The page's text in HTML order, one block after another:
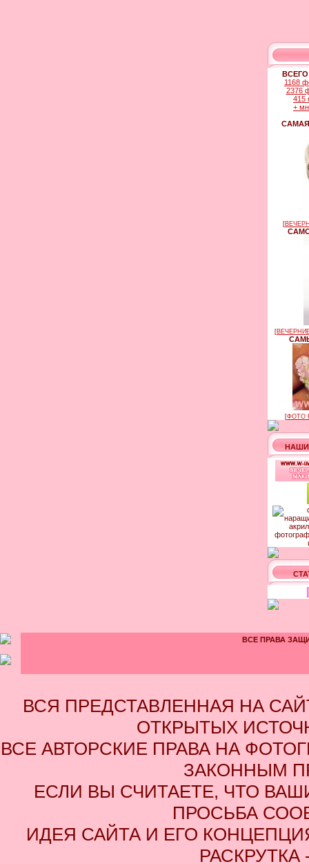
1168
2376
415
+
[
[
[ФОТО
ВСЕ ПРАВА
ВСЯ ПРЕДСТАВЛЕННАЯ НА
ОТКРЫТЫХ
ВСЕ АВТОРСКИЕ ПРАВА НА
ЗАКОННЫМ
ЕСЛИ ВЫ СЧИТАЕТЕ, ЧТО
ПРОСЬБА
ИДЕЯ САЙТА И ЕГО
РАСКРУТКА